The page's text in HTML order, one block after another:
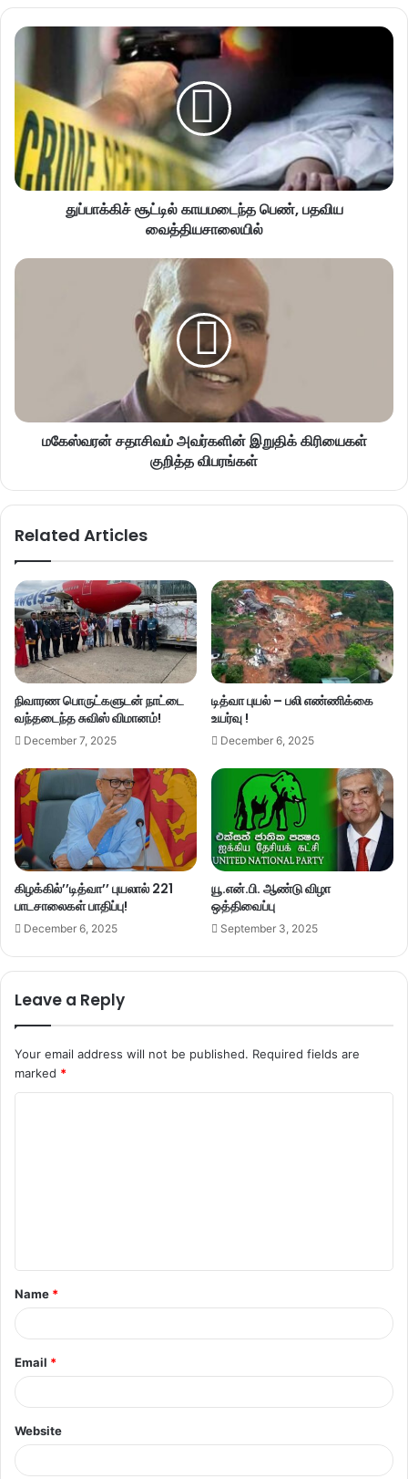
துப்பாக்கிச் சூட்டில் காயமடைந்த பெண், பதவிய
வைத்தியசாலையில்
மகேஸ்வரன் சதாசிவம் அவர்களின் இறுதிக் கிரியைகள்
குறித்த விபரங்கள்
Related Articles
நிவாரண பொருட்களுடன் நாட்டை
வந்தடைந்த சுவிஸ் விமானம்!
December 7, 2025
டித்வா புயல் – பலி எண்ணிக்கை
உயர்வு !
December 6, 2025
கிழக்கில்’’டித்வா’’ புயலால் 221
பாடசாலைகள் பாதிப்பு!
December 6, 2025
யூ.என்.பி. ஆண்டு விழா
ஒத்திவைப்பு
September 3, 2025
Leave a Reply
Your email address will not be published. Required fields are
marked *
t
*
Name *
Email *
Website